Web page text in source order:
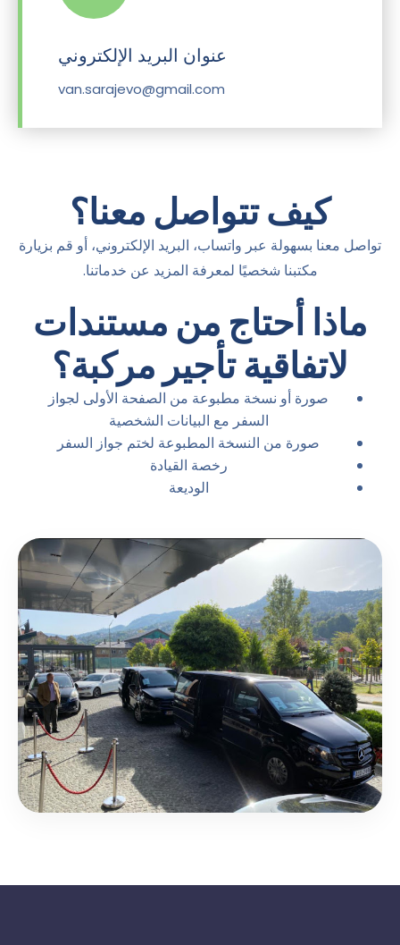
عنوان البريد الإلكتروني
van.sarajevo@gmail.com
كيف تتواصل معنا؟
تواصل معنا بسهولة عبر واتساب، البريد الإلكتروني، أو قم بزيارة
مكتبنا شخصيًا لمعرفة المزيد عن خدماتنا.
ماذا أحتاج من مستندات
لاتفاقية تأجير مركبة؟
صورة أو نسخة مطبوعة من الصفحة الأولى لجواز
السفر مع البيانات الشخصية
صورة من النسخة المطبوعة لختم جواز السفر
رخصة القيادة
الوديعة